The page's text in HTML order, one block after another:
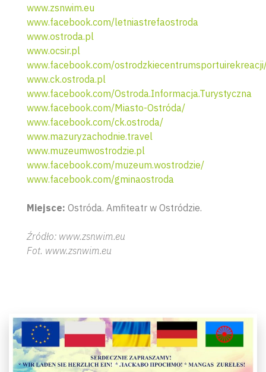
www.zsnwim.eu
www.facebook.com/letniastrefaostroda
www.ostroda.pl
www.ocsir.pl
www.facebook.com/
www.ck.ostroda.pl
www.facebook.com/Ostroda.Informacja.Turystyczna
www.facebook.com/Miasto-Ostróda/
www.facebook.com/ck.ostroda/
www.mazuryzachodnie.travel
www.muzeumwostrodzie.pl
www.facebook.com/muzeum.wostrodzie/
www.facebook.com/gminaostroda
Miejsce: Ostróda. Amfiteatr w Ostródzie.
Źródło: www.zsnwim.eu
Fot. www.zsnwim.eu